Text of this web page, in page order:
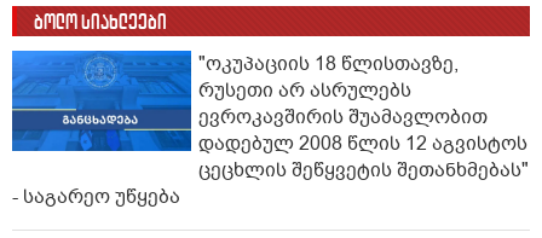
ბოლო სიახლეები
"ოკუპაციის 18 წლისთავზე,
რუსეთი არ ასრულებს
ევროკავშირის შუამავლობით
დადებულ 2008 წლის 12 აგვისტოს
ცეცხლის შეწყვეტის შეთანხმებას"
- საგარეო უწყება